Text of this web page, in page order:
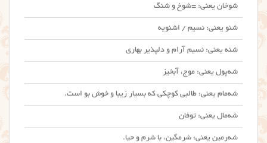
شوخان یعنی: =شوخ و شنگ
شنو یعنی: نسیم / اشنویه
شنه یعنی: نسیم آرام و دلپذیر بهاری
شه‌پول یعنی: موج، آبخیز
شه‌مام یعنی: طالبی کوچکی که بسیار زیبا و خوش بو است.
شه‌مال یعنی: توفان
شه‌رمین یعنی: شرمگین، با شرم و حیا.